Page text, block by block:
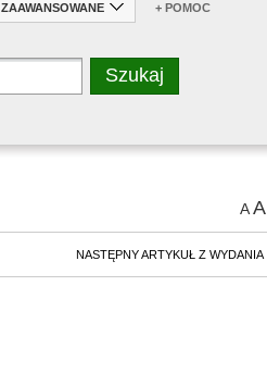
ZAAWANSOWANE + POMOC
AA
NASTĘPNY ARTYKUŁ Z WYDANIA